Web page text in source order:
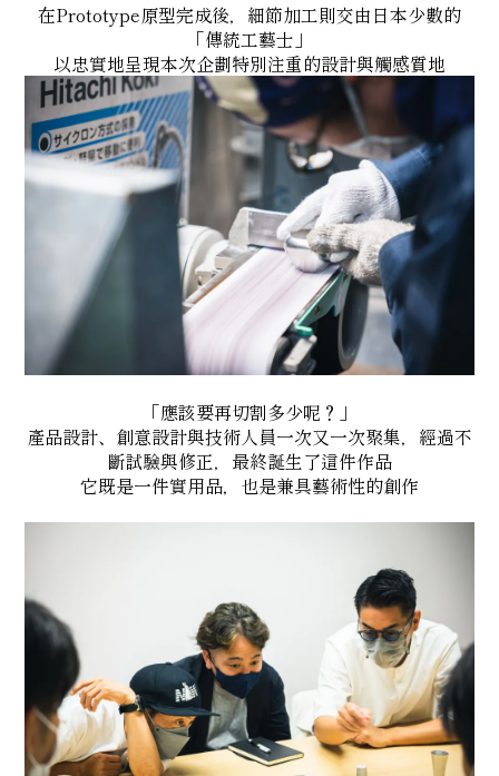
在Prototype原型完成後，細節加工則交由日本少數的
「傳統工藝士」
以忠實地呈現本次企劃特別注重的設計與觸感質地
「應該要再切割多少呢？」
產品設計、創意設計與技術人員一次又一次聚集，經過不
斷試驗與修正，最終誕生了這件作品
它既是一件實用品，也是兼具藝術性的創作